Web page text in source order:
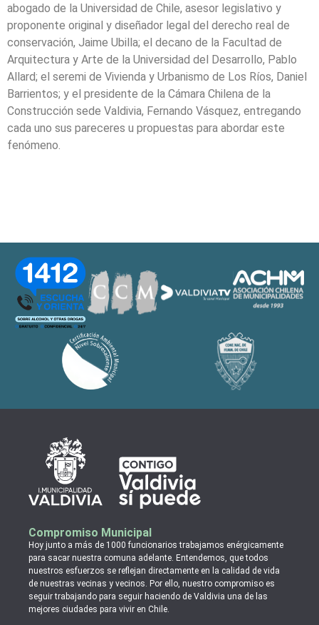
abogado de la Universidad de Chile, asesor legislativo y
proponente original y diseñador legal del derecho real de
conservación, Jaime Ubilla; el decano de la Facultad de
Arquitectura y Arte de la Universidad del Desarrollo, Pablo
Allard; el seremi de Vivienda y Urbanismo de Los Ríos, Daniel
Barrientos; y el presidente de la Cámara Chilena de la
Construcción sede Valdivia, Fernando Vásquez, entregando
cada uno sus pareceres u propuestas para abordar este
fenómeno.
Compromiso Municipal
Hoy junto a más de 1000 funcionarios trabajamos enérgicamente
para sacar nuestra comuna adelante. Entendemos, que todos
nuestros esfuerzos se reflejan directamente en la calidad de vida
de nuestras vecinas y vecinos. Por ello, nuestro compromiso es
seguir trabajando para seguir haciendo de Valdivia una de las
mejores ciudades para vivir en Chile.